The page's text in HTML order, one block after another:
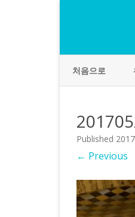
처음으로
Published
← Previous